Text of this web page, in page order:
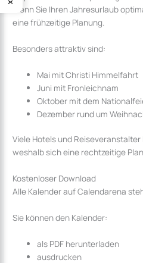
Wenn Sie Ihren Jahresurlaub
eine frühzeitige Planung.
Besonders attraktiv sind:
Mai mit Christi Himmelfahrt
Juni mit Fronleichnam
Oktober mit dem
Dezember rund um
Viele Hotels und
weshalb sich eine rechtzeitige
Kostenloser Download
Alle Kalender auf Calendarena
Sie können den Kalender:
als PDF herunterladen
ausdrucken